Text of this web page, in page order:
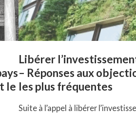
le
Libérer
– Réponses aux
les plus fréquentes
Suite à l’appel à libérer